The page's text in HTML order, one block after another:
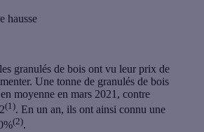
hausse
granulés de bois ont vu leur prix de
Une tonne de granulés de bois
moyenne en mars 2021, contre
(1). En un an, ils ont ainsi connu une
(2).